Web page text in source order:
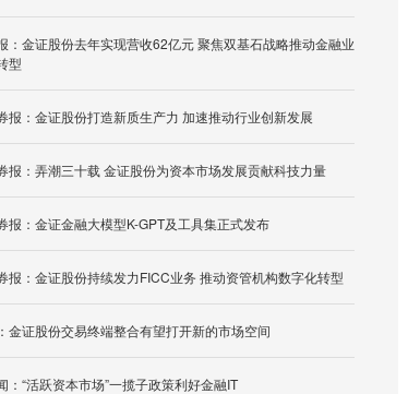
：金证股份去年实现营收62亿元 聚焦双基石战略推动金融业
型
报：金证股份打造新质生产力 加速推动行业创新发展
报：弄潮三十载 金证股份为资本市场发展贡献科技力量
报：金证金融大模型K-GPT及工具集正式发布
报：金证股份持续发力FICC业务 推动资管机构数字化转型
金证股份交易终端整合有望打开新的市场空间
：“活跃资本市场”一揽子政策利好金融IT